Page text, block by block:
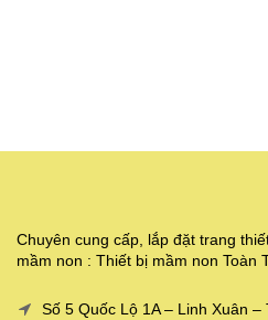
Chuyên cung cấp, lắp đặt trang
mầm non : Thiết bị mầm non Toàn
Số 5 Quốc Lộ 1A – Linh Xuân